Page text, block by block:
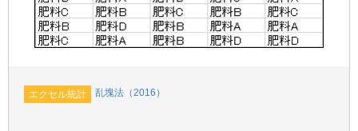
エクセル統計 乱塊法（2016）